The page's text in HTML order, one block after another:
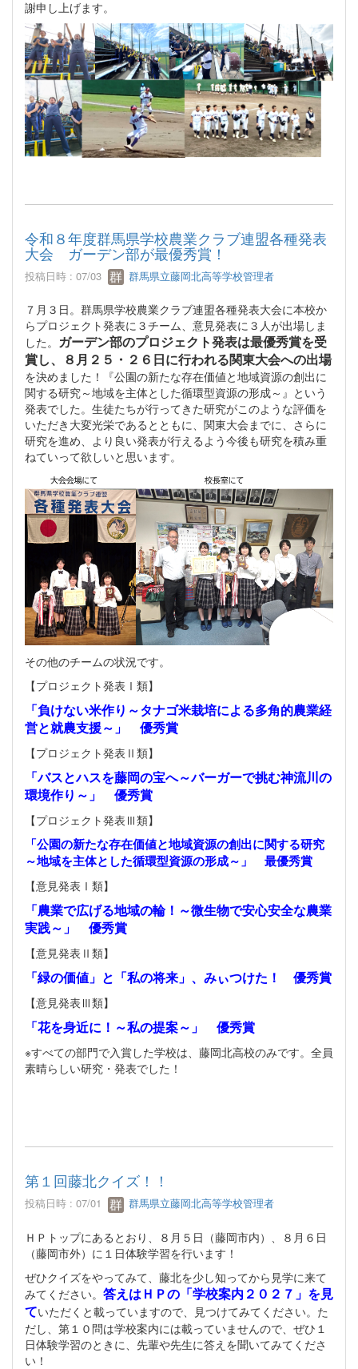
謝申し上げます。
令和８年度群馬県学校農業クラブ連盟各種発表
大会 ガーデン部が最優秀賞！
投稿日時 : 07/03 群馬県立藤岡北高等学校管理者
７月３日。群馬県学校農業クラブ連盟各種発表大会に本校か
らプロジェクト発表に３チーム、意見発表に３人が出場しま
した。 ガーデン部のプロジェクト発表は最優秀賞を受
賞し、８月２５・２６日に行われる関東大会への出場
を決めました！『公園の新たな存在価値と地域資源の創出に
関する研究～地域を主体とした循環型資源の形成～』という
発表でした。生徒たちが行ってきた研究がこのような評価を
いただき大変光栄であるとともに、関東大会までに、さらに
研究を進め、より良い発表が行えるよう今後も研究を積み重
ねていって欲しいと思います。
その他のチームの状況です。
【プロジェクト発表Ⅰ類】
「負けない米作り～タナゴ米栽培による多角的農業経
営と就農支援～」 優秀賞
【プロジェクト発表Ⅱ類】
「バスとハスを藤岡の宝へ～バーガーで挑む神流川の
環境作り～」 優秀賞
【プロジェクト発表Ⅲ類】
「公園の新たな存在価値と地域資源の創出に関する研究
～地域を主体とした循環型資源の形成～」 最優秀賞
【意見発表Ⅰ類】
「農業で広げる地域の輪！～微生物で安心安全な農業
実践～」 優秀賞
【意見発表Ⅱ類】
「緑の価値」と「私の将来」、みぃつけた！ 優秀賞
【意見発表Ⅲ類】
「花を身近に！～私の提案～」 優秀賞
※すべての部門で入賞した学校は、藤岡北高校のみです。全員
素晴らしい研究・発表でした！
第１回藤北クイズ！！
投稿日時 : 07/01 群馬県立藤岡北高等学校管理者
ＨＰトップにあるとおり、８月５日（藤岡市内）、８月６日
（藤岡市外）に１日体験学習を行います！
ぜひクイズをやってみて、藤北を少し知ってから見学に来て
みてください。 答えはＨＰの「学校案内２０２７」を見
ていただくと載っていますので、見つけてみてください。た
だし、第１０問は学校案内には載っていませんので、ぜひ１
日体験学習のときに、先輩や先生に答えを聞いてみてくださ
い！